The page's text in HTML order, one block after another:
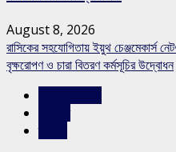
August 8, 2026
রাসিকের সহযোগিতায় ইয়ুথ চেঞ্জমেকার্স
বৃক্ষরোপণ ও চারা বিতরণ কর্মসূচির উদ্বোধন